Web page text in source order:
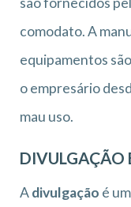
comodato. A
equipamentos
o empresário
mau uso.
DIVULGAÇÃO
Adivulgação é